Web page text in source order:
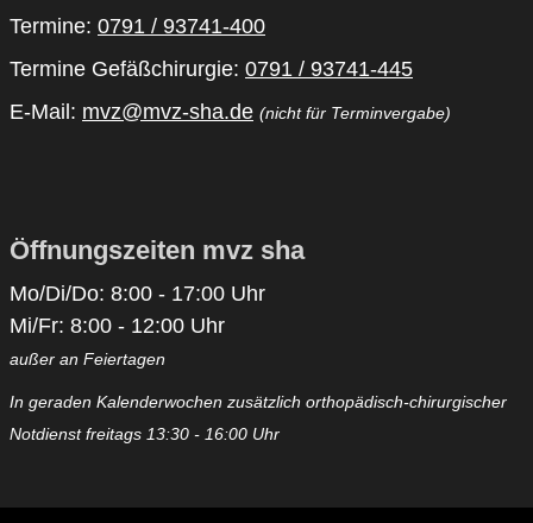
Termine: 0791 / 93741-400
Termine Gefäßchirurgie: 0791 / 93741-445
E-Mail: mvz@mvz-sha.de (nicht für Terminvergabe)
Öffnungszeiten mvz sha
Mo/Di/Do: 8:00 - 17:00 Uhr
Mi/Fr: 8:00 - 12:00 Uhr
außer an Feiertagen
In geraden Kalenderwochen zusätzlich orthopädisch-chirurgischer
Notdienst freitags 13:30 - 16:00 Uhr